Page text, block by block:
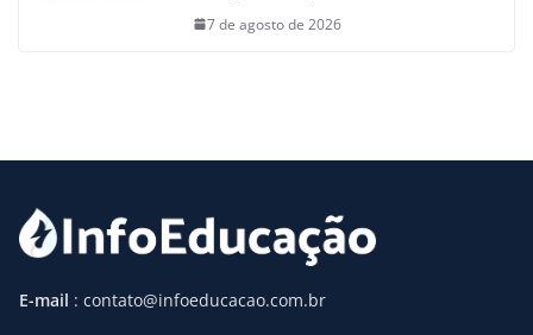
7 de agosto de 2026
E-mail : contato@infoeducacao.com.br